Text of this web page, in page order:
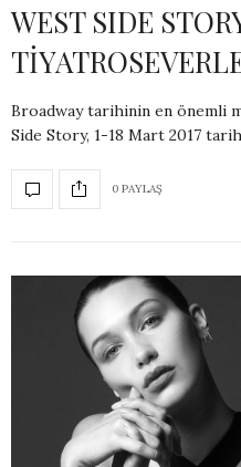
WEST SIDE
Broadway tarihinin en önemli
Side Story, 1-18 Mart 2017
0 PAYLAŞ